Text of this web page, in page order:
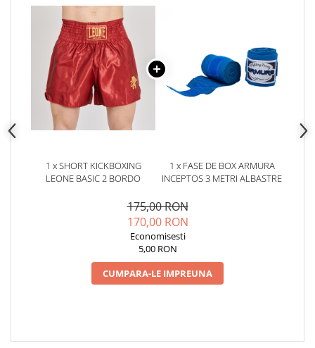
1 x SHORT KICKBOXING
LEONE BASIC 2 BORDO
1 x FASE DE BOX ARMURA
INCEPTOS 3 METRI ALBASTRE
175,00 RON
170,00 RON
Economisesti
5,00 RON
CUMPARA-LE IMPREUNA